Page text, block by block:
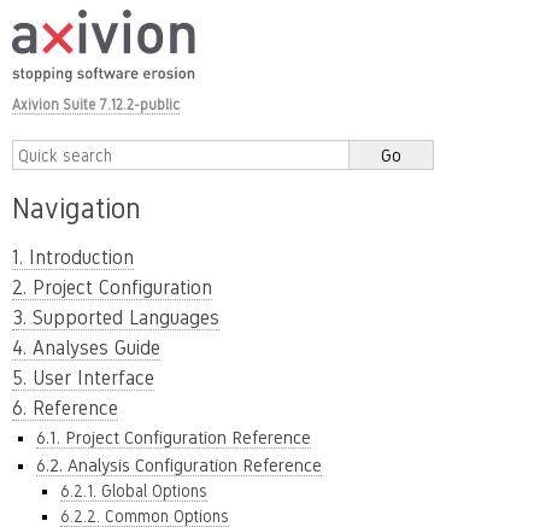
Axivion Suite 7.12.2-public
Navigation
1. Introduction
2. Project Configuration
3. Supported Languages
4. Analyses Guide
5. User Interface
6. Reference
6.1. Project Configuration Reference
6.2. Analysis Configuration Reference
6.2.1. Global Options
6.2.2. Common Options